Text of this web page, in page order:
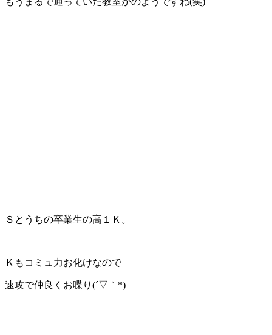
Ｓとうちの卒業生の高１Ｋ。
Ｋもコミュ力お化けなので
速攻で仲良くお喋り(´▽｀*)